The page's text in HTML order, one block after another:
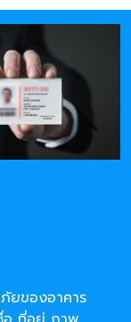
ยของอาคาร